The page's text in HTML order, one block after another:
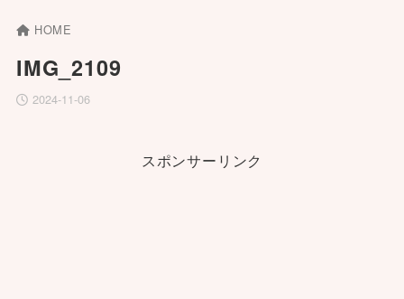
HOME
IMG_2109
2024-11-06
スポンサーリンク